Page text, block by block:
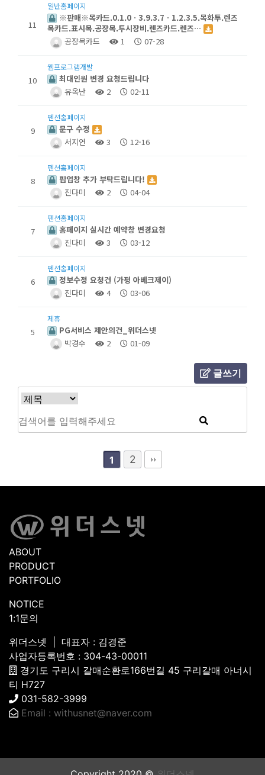
11
일반홈페이지
※판매※목카드.0.1.0ㆍ3.9.3.7ㆍ1.2.3.5.목화투.렌즈
목카드.표시목.공장목.투시장비.렌즈카드.렌즈…
공장목카드
1 07-28
10
웹프로그램개발
최대인원 변경 요청드립니다
유옥난
2 02-11
9
펜션홈페이지
문구 수정
서지연
3 12-16
8
펜션홈페이지
팝업창 추가 부탁드립니다!
진다미
2 04-04
7
펜션홈페이지
홈페이지 실시간 예약창 변경요청
진다미
3 03-12
6
펜션홈페이지
정보수정 요청건 (가평 아베크제이)
진다미
4 03-06
5
제휴
PG서비스 제안의건_위더스넷
박경수
2 01-09
글쓰기
1 2
ABOUT
PRODUCT
PORTFOLIO
NOTICE
1:1문의
위더스넷 | 대표자 : 김경준
사업자등록번호 : 304-43-00011
경기도 구리시 갈매순환로166번길 45 구리갈매 아너시
티 H727
031-582-3999
Email : withusnet@naver.com